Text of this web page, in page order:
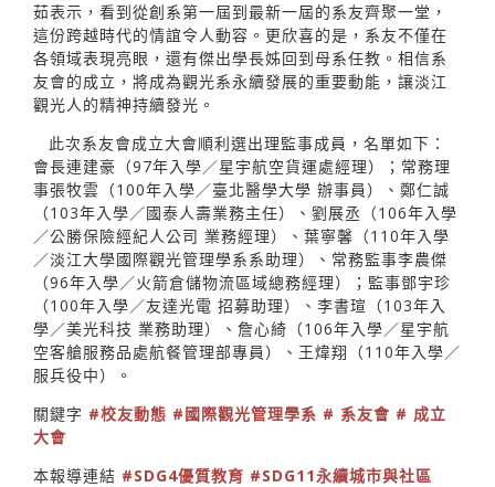
茹表示，看到從創系第一屆到最新一屆的系友齊聚一堂，
這份跨越時代的情誼令人動容。更欣喜的是，系友不僅在
各領域表現亮眼，還有傑出學長姊回到母系任教。相信系
友會的成立，將成為觀光系永續發展的重要動能，讓淡江
觀光人的精神持續發光。
此次系友會成立大會順利選出理監事成員，名單如下：
會長連建豪（97年入學／星宇航空貨運處經理）；常務理
事張牧雲（100年入學／臺北醫學大學 辦事員）、鄭仁誠
（103年入學／國泰人壽業務主任）、劉展丞（106年入學
／公勝保險經紀人公司 業務經理）、葉寧馨（110年入學
／淡江大學國際觀光管理學系系助理）、常務監事李農傑
（96年入學／火箭倉儲物流區域總務經理）；監事鄧宇珍
（100年入學／友達光電 招募助理）、李書瑄（103年入
學／美光科技 業務助理）、詹心綺（106年入學／星宇航
空客艙服務品處航餐管理部專員）、王煒翔（110年入學／
服兵役中）。
關鍵字 #校友動態 #國際觀光管理學系 # 系友會 # 成立
大會
本報導連結 #SDG4優質教育 #SDG11永續城市與社區